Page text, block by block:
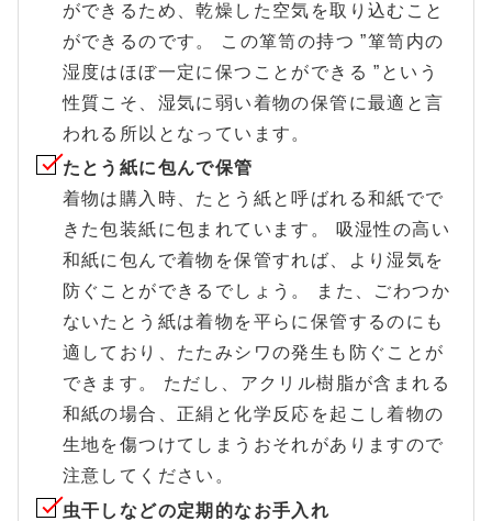
ができるため、乾燥した空気を取り込むこと
ができるのです。 この箪笥の持つ ”箪笥内の
湿度はほぼ一定に保つことができる ”という
性質こそ、湿気に弱い着物の保管に最適と言
われる所以となっています。
たとう紙に包んで保管
着物は購入時、たとう紙と呼ばれる和紙でで
きた包装紙に包まれています。 吸湿性の高い
和紙に包んで着物を保管すれば、より湿気を
防ぐことができるでしょう。 また、ごわつか
ないたとう紙は着物を平らに保管するのにも
適しており、たたみシワの発生も防ぐことが
できます。 ただし、アクリル樹脂が含まれる
和紙の場合、正絹と化学反応を起こし着物の
生地を傷つけてしまうおそれがありますので
注意してください。
虫干しなどの定期的なお手入れ